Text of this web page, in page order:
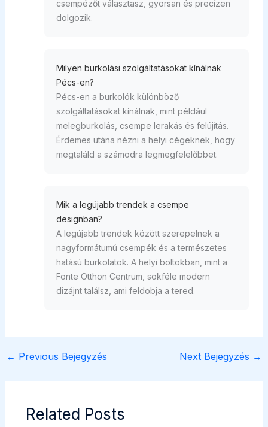
csempézőt választasz, gyorsan és precízen
dolgozik.
Milyen burkolási szolgáltatásokat kínálnak
Pécs-en?
Pécs-en a burkolók különböző
szolgáltatásokat kínálnak, mint például
melegburkolás, csempe lerakás és felújítás.
Érdemes utána nézni a helyi cégeknek, hogy
megtaláld a számodra legmegfelelőbbet.
Mik a legújabb trendek a csempe
designban?
A legújabb trendek között szerepelnek a
nagyformátumú csempék és a természetes
hatású burkolatok. A helyi boltokban, mint a
Fonte Otthon Centrum, sokféle modern
dizájnt találsz, ami feldobja a tered.
← Previous Bejegyzés Next Bejegyzés →
Related Posts